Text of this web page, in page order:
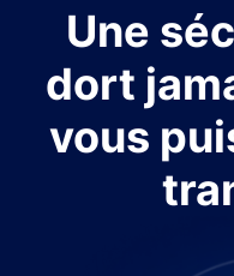
Une
dort
vous